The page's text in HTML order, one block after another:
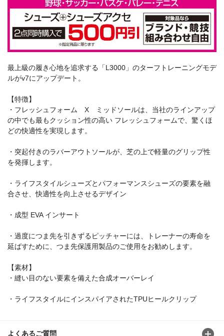
最上級の履き心地を追求する「L3000」のターフトレーニングモデ
ルがv7にアップデート。
【特徴】
・フレッシュフォーム X ミッドソールは、当社のラインアップ
の中でも最もクッション性の高い フレッシュフォームで、驚くほ
どの快適性を実現します。
・突起付きのラバーアウトソールが、芝の上で軽量のグリップ性
を発揮します。
・ライフスタイルシューズとパフォーマンスシューズの要素を融
合させ、快適性を向上させるデザイン
・成型 EVA インサート
・過度につま先を引きずるピッチャーには、トレーナーの寿命を
延ばすために、つま先保護用製品のご使用をお勧めします。
【素材】
・縫い目のない要素を備えた合成オーバーレイ
・ライフスタイルにインスパイアされたTPUヒールクリップ
よくあるご質問